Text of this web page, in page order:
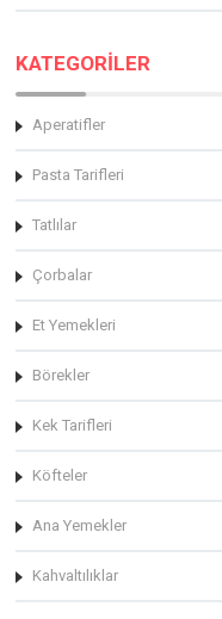
KATEGORİLER
Aperatifler
Pasta Tarifleri
Tatlılar
Çorbalar
Et Yemekleri
Börekler
Kek Tarifleri
Köfteler
Ana Yemekler
Kahvaltılıklar